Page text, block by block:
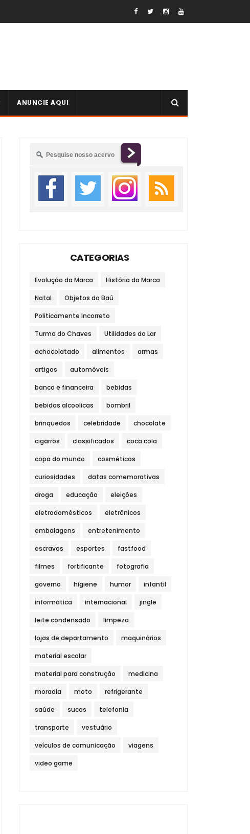
ANUNCIE AQUI
CATEGORIAS
Evolução da Marca História da Marca
Natal Objetos do Baú
Politicamente Incorreto
Turma do Chaves Utilidades do Lar
achocolatado alimentos armas
artigos automóveis
banco e financeira bebidas
bebidas alcoolicas bombril
brinquedos celebridade chocolate
cigarros classificados coca cola
copa do mundo cosméticos
curiosidades datas comemorativas
droga educação eleições
eletrodomésticos eletrônicos
embalagens entretenimento
escravos esportes fastfood
filmes fortificante fotografia
governo higiene humor infantil
informática internacional jingle
leite condensado limpeza
lojas de departamento maquinários
material escolar
material para construção medicina
moradia moto refrigerante
saúde sucos telefonia
transporte vestuário
veículos de comunicação viagens
video game